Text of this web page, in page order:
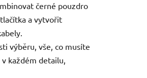
černé pouzdro
a vytvořit
výběru, vše, co musíte
každém detailu,